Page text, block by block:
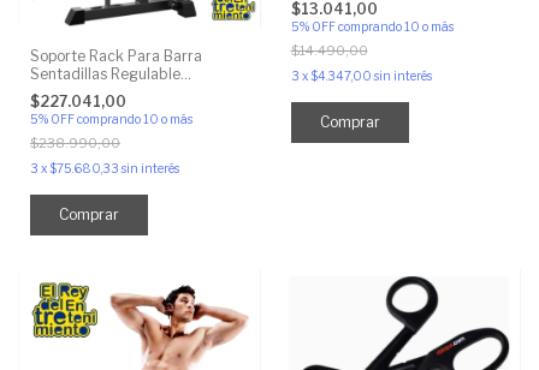
Soporte Rack Para Barra
Sentadillas Regulable
Reforzado
$227.041,00
5% OFFcomprando 10 o más
$238.990,00
3 x$75.680,33 sin interés
$13.041,00
5% OFF comprando 10 o más
$14.490,00
3 x$4.347,00 sin interés
Comprar